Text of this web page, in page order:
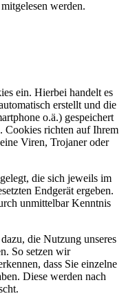
werden.
ein. Hierbei handelt es
erstellt und die
o.ä.) gespeichert
Cookies richten auf Ihrem
Viren, Trojaner oder
die sich jeweils im
Endgerät ergeben.
unmittelbar Kenntnis
die Nutzung unseres
So setzen wir
dass Sie einzelne
Diese werden nach